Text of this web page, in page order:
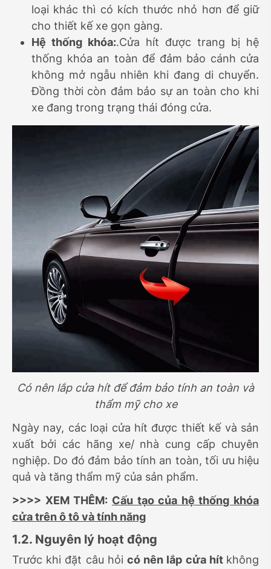
loại khác thì có kích thước nhỏ hơn để giữ
cho thiết kế xe gọn gàng.
Hệ thống khóa:.Cửa hít được trang bị hệ
thống khóa an toàn để đảm bảo cánh cửa
không mở ngẫu nhiên khi đang di chuyển.
Đồng thời còn đảm bảo sự an toàn cho khi
xe đang trong trạng thái đóng cửa.
Có nên lắp cửa hít để đảm bảo tính an toàn và
thẩm mỹ cho xe
Ngày nay, các loại cửa hít được thiết kế và sản
xuất bởi các hãng xe/ nhà cung cấp chuyên
nghiệp. Do đó đảm bảo tính an toàn, tối ưu hiệu
quả và tăng thẩm mỹ của sản phẩm.
>>>> XEM THÊM: Cấu tạo của hệ thống khóa
cửa trên ô tô và tính năng
1.2. Nguyên lý hoạt động
Trước khi đặt câu hỏi có nên lắp cửa hít không